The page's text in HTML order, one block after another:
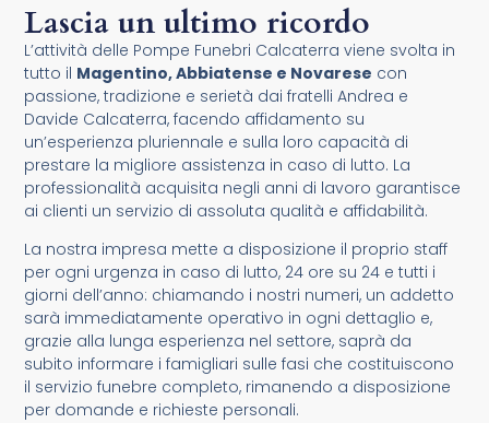
Lascia un ultimo ricordo
L’attività delle Pompe Funebri Calcaterra viene svolta in
tutto il Magentino, Abbiatense e Novarese con
passione, tradizione e serietà dai fratelli Andrea e
Davide Calcaterra, facendo affidamento su
un’esperienza pluriennale e sulla loro capacità di
prestare la migliore assistenza in caso di lutto. La
professionalità acquisita negli anni di lavoro garantisce
ai clienti un servizio di assoluta qualità e affidabilità.
La nostra impresa mette a disposizione il proprio staff
per ogni urgenza in caso di lutto, 24 ore su 24 e tutti i
giorni dell’anno: chiamando i nostri numeri, un addetto
sarà immediatamente operativo in ogni dettaglio e,
grazie alla lunga esperienza nel settore, saprà da
subito informare i famigliari sulle fasi che costituiscono
il servizio funebre completo, rimanendo a disposizione
per domande e richieste personali.